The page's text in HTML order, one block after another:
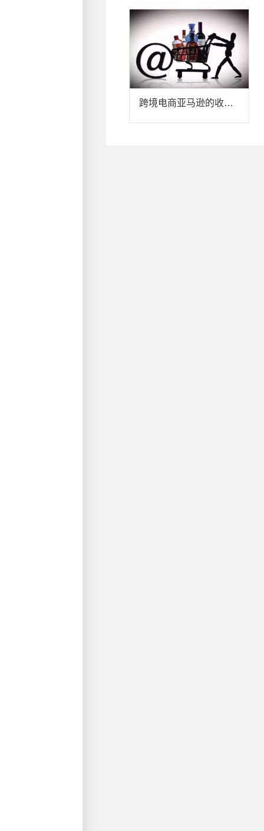
跨境电商亚马逊的收款方式有哪些？